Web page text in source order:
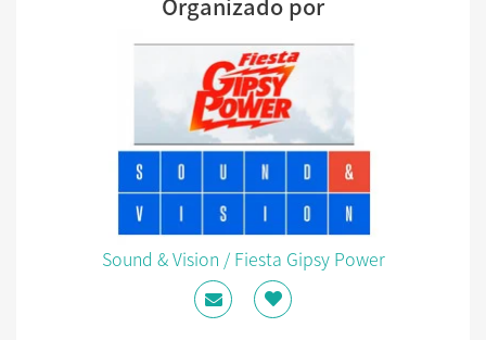
Sound & Vision / Fiesta Gipsy Power